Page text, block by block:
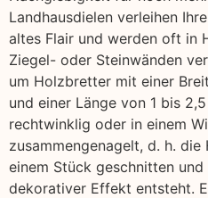
Landhausdielen verleihen
altes Flair und werden oft in
Ziegel- oder Steinwänden
um Holzbretter mit einer
und einer Länge von 1 bis
rechtwinklig oder in einem
zusammengenagelt, d. h.
einem Stück geschnitten
dekorativer Effekt entsteht.